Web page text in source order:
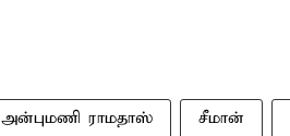
அன்புமணி ராமதாஸ் சீமான்